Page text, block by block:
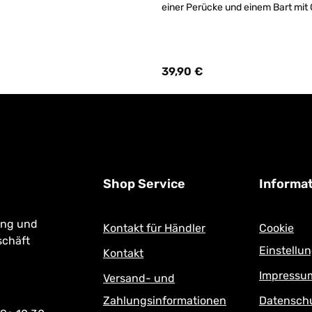
einer Perücke und einem Bart mit
Regulärer Preis:
39,90 €
und
Shop Service
Kontakt für Händler
Kontakt
Versand- und
Zahlungsinformationen
Cookie